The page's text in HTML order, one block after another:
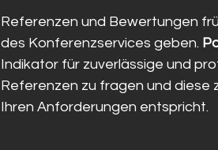
Referenzen und Bewertungen
des Konferenzservices geben.
Indikator für zuverlässige und
Referenzen zu fragen und diese
Ihren Anforderungen entspricht.